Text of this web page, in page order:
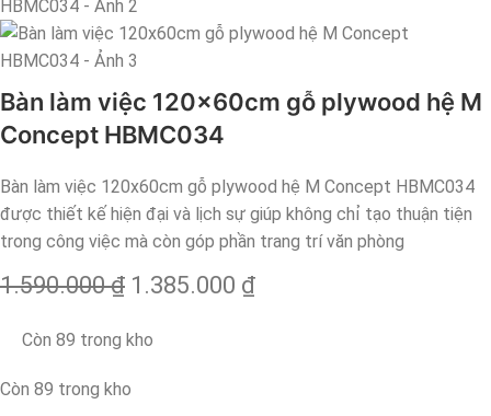
Bàn làm việc 120x60cm gỗ plywood hệ M
Concept HBMC034
Bàn làm việc 120x60cm gỗ plywood hệ M Concept HBMC034
được thiết kế hiện đại và lịch sự giúp không chỉ tạo thuận tiện
trong công việc mà còn góp phần trang trí văn phòng
1.590.000₫ 1.385.000 ₫
Còn 89 trong kho
Còn 89 trong kho